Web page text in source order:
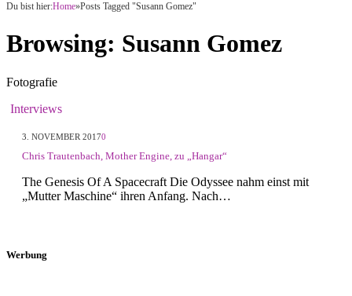
Du bist hier:Home»Posts Tagged "Susann Gomez"
Browsing: Susann Gomez
Fotografie
Interviews
3. NOVEMBER 20170
Chris Trautenbach, Mother Engine, zu „Hangar“
The Genesis Of A Spacecraft Die Odyssee nahm einst mit
„Mutter Maschine“ ihren Anfang. Nach…
Werbung